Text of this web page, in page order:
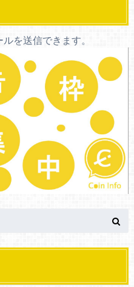
を送信できます。